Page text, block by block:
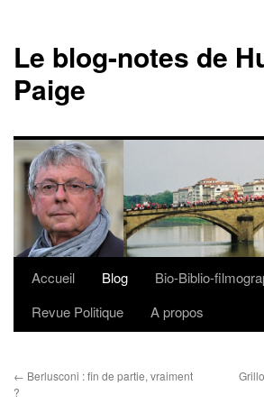
Le blog-notes de
Paige
Aller
Accueil Blog
Bio-Biblio-
Revue Politique
A propos
← Berlusconi : fin de partie, vraiment
?